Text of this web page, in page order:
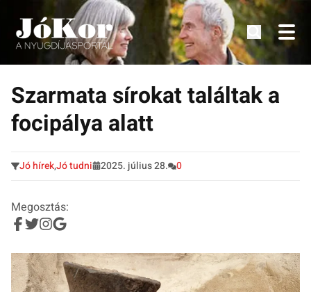
Tovább
tartalomra
Tudnivalók, érdekességek idősek számára.
Szarmata sírokat találtak a
focipálya alatt
Jó hírek,Jó tudni 2025. július 28. 0
Megosztás: